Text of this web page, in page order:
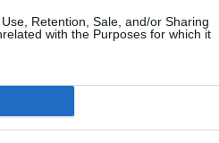
Retention, Sale, and/or Sharing
with the Purposes for which it